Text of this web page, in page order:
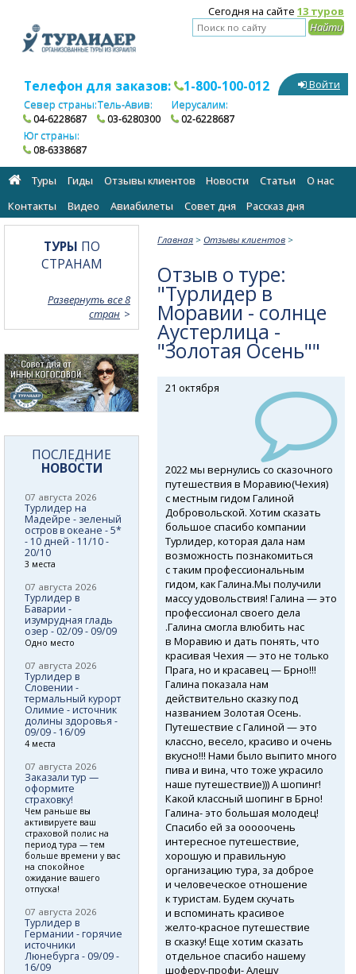
Сегодня на сайте 13 туров
Телефон для заказов: 1-800-100-012
Север страны:
04-6228687
Тель-Авив:
03-6280300
Иерусалим:
02-6228687
Юг страны:
08-6338687
Войти
Туры Гиды Отзывы клиентов Новости Статьи
О нас
Контакты
Видео Авиабилеты Cовет дня Рассказ дня
Главная > Отзывы клиентов >
Отзыв о туре:
"Турлидер в
Моравии - солнце
Аустерлица -
"Золотая Осень""
21 октября
2022 мы вернулись со сказочного
путешествия в Моравию(Чехия)
с местным гидом Галиной
Добровольской. Хотим сказать
большое спасибо компании
Турлидер, которая дала нам
возможность познакомиться
с таким профессиональным
гидом, как Галина.Мы получили
массу удовольствия! Галина — это
профессионал своего дела
.Галина смогла влюбить нас
в Моравию и дать понять, что
красивая Чехия — это не только
Прага, но и красавец — Брно!!!
Галина показала нам
действительно сказку под
названием Золотая Осень.
Путешествие с Галиной — это
классно, весело, красиво и очень
вкусно!!! Нами было выпито много
пива и вина, что тоже украсило
наше путешествие))) А шопинг!
Какой классный шопинг в Брно!
Галина- это большая молодец!
Спасибо ей за ооооочень
интересное путешествие,
хорошую и правильную
организацию тура, за доброе
и человеческое отношение
к туристам. Будем скучать
и вспоминать красивое
желто-красное путешествие
в сказку! Еще хотим сказать
отдельное спасибо нашему
шоферу-профи-Алешу
ТУРЫ ПО
СТРАНАМ
Развернуть все 8
стран
ПОСЛЕДНИЕ
НОВОСТИ
07 августа 2026
Турлидер на
Мадейре - зеленый
остров в океане - 5*
- 10 дней - 11/10 -
20/10
3 места
07 августа 2026
Турлидер в
Баварии -
изумрудная гладь
озер - 02/09 - 09/09
Одно место
07 августа 2026
Турлидер в
Словении -
термальный курорт
Олимие - источник
долины здоровья -
09/09 - 16/09
4 места
07 августа 2026
Заказали тур —
оформите
страховку!
Чем раньше вы
активируете ваш
страховой полис на
период тура — тем
больше времени у вас
на спокойное
ожидание вашего
отпуска!
07 августа 2026
Турлидер в
Германии - горячие
источники
Люнебурга - 09/09 -
16/09